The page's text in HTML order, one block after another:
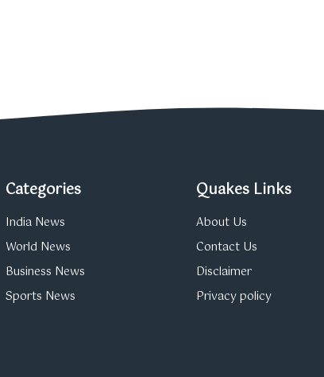
Categories
India News
World News
Business News
Sports News
Quakes Links
About Us
Contact Us
Disclaimer
Privacy policy